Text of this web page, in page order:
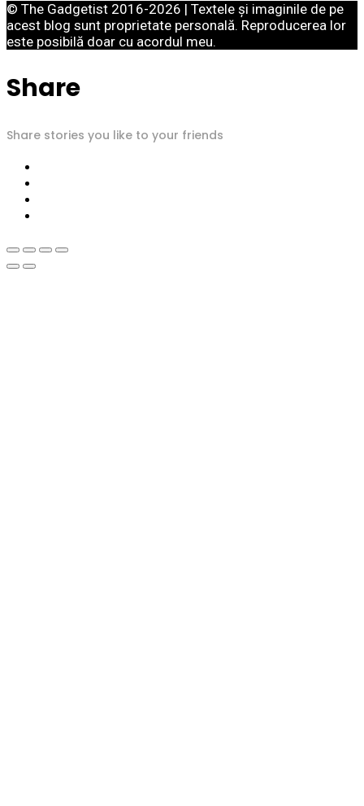
© The Gadgetist 2016-2026 | Textele și imaginile de pe
acest blog sunt proprietate personală. Reproducerea lor
este posibilă doar cu acordul meu.
Share
Share stories you like to your friends